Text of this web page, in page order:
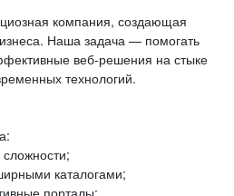
компания, создающая
Наша задача — помогать
веб‑решения на стыке
технологий.
каталогами;